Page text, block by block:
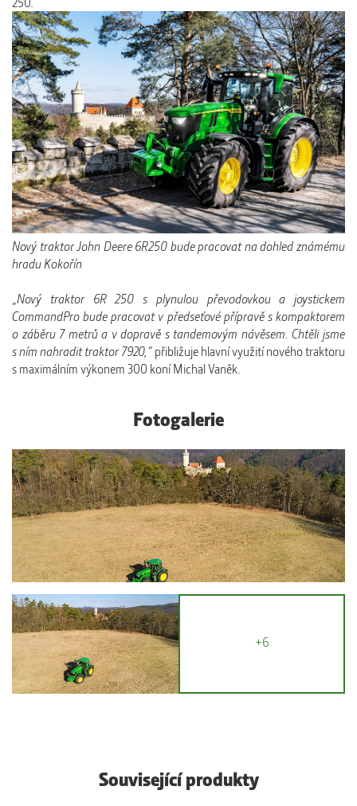
Nový traktor John Deere 6R250 bude pracovat na dohled známému
hradu Kokořín
Nový traktor 6R 250 s plynulou převodovkou a joystickem
CommandPro bude pracovat v předseťové přípravě s kompaktorem
o záběru 7 metrů a v dopravě s tandemovým návěsem. Chtěli jsme
s ním nahradit traktor 7920,“ přibližuje hlavní využití nového traktoru
s maximálním výkonem 300 koní Michal Vaněk.
Fotogalerie
+6
Související produkty